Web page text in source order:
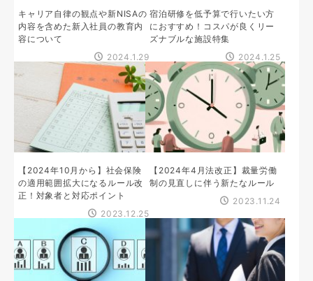
キャリア自律の観点や新NISAの
内容を含めた新入社員の教育内
容について
2024.1.29
宿泊研修を低予算で行いたい方
におすすめ！コスパが良くリー
ズナブルな施設特集
2024.1.25
【2024年10月から】社会保険
の適用範囲拡大になるルール改
正！対象者と対応ポイント
2023.12.25
【2024年4月法改正】裁量労働
制の見直しに伴う新たなルール
2023.11.24